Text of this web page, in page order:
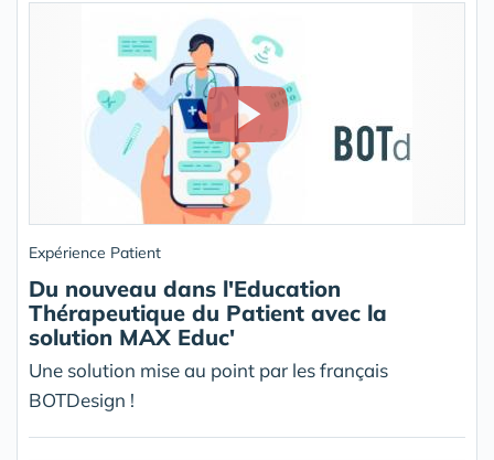
Expérience Patient
Du nouveau dans l'Education
Thérapeutique du Patient avec la
solution MAX Educ'
Une solution mise au point par les français
BOTDesign !